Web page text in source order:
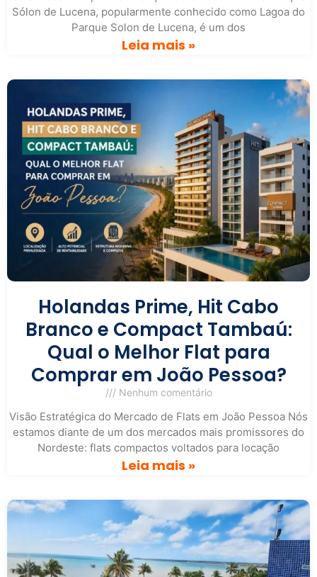
Sólon de Lucena, popularmente conhecido como Lagoa do
Parque Solon de Lucena, é um dos
Leia mais »
Holandas Prime, Hit Cabo
Branco e Compact Tambaú:
Qual o Melhor Flat para
Comprar em João Pessoa?
Nenhum comentário
Visão Estratégica do Mercado de Flats em João Pessoa Nós
estamos diante de um dos mercados mais promissores do
Nordeste: flats compactos voltados para locação
Leia mais »